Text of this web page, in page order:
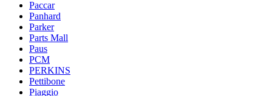
Paccar
Panhard
Parker
Parts Mall
Paus
PCM
PERKINS
Pettibone
Piaggio